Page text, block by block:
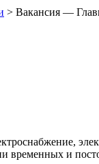
> Вакансия —
временных и